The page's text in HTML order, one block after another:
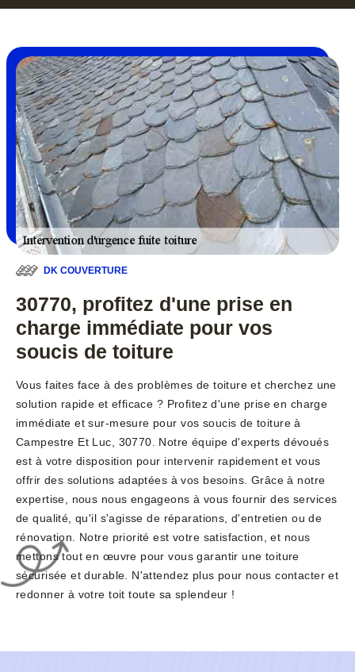
DK COUVERTURE
30770, profitez d'une prise en
charge immédiate pour vos
soucis de toiture
Vous faites face à des problèmes de toiture et cherchez une
solution rapide et efficace ? Profitez d'une prise en charge
immédiate et sur-mesure pour vos soucis de toiture à
Campestre Et Luc, 30770. Notre équipe d'experts dévoués
est à votre disposition pour intervenir rapidement et vous
offrir des solutions adaptées à vos besoins. Grâce à notre
expertise, nous nous engageons à vous fournir des services
de qualité, qu'il s'agisse de réparations, d'entretien ou de
rénovation. Notre priorité est votre satisfaction, et nous
mettons tout en œuvre pour vous garantir une toiture
sécurisée et durable. N'attendez plus pour nous contacter et
redonner à votre toit toute sa splendeur !